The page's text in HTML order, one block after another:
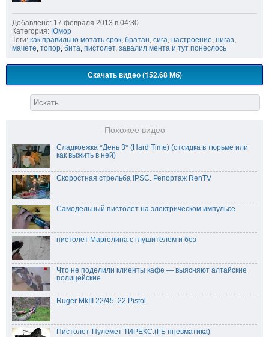
Добавлено: 17 февраля 2013 в 04:30
Категория: Юмор
Теги: как правильно мотать срок, братан, сига, настроение, нигаз,
мачете, топор, бита, пистолет, завалил мента и тут понеслось
Скачать видео (152.68 Мб)
Похожее видео
Сладкоежка *День 3* (Hard Time) (отсидка в тюрьме или
как выжить в ней)
Скоростная стрельба IPSC. Репортаж RenTV
Самодельный пистолет на электрическом импульсе
пистолет Марголина с глушителем и без
Что не поделили клиенты кафе — выясняют алтайские
полицейские
Ruger MkIII 22/45 .22 Pistol
Пистолет-Пулемет ТИРЕКС.(ГБ пневматика)